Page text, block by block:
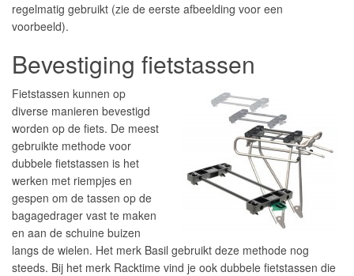
regelmatig gebruikt (zie de eerste afbeelding voor een
voorbeeld).
Bevestiging fietstassen
Fietstassen kunnen op
diverse manieren bevestigd
worden op de fiets. De meest
gebruikte methode voor
dubbele fietstassen is het
werken met riempjes en
gespen om de tassen op de
bagagedrager vast te maken
en aan de schuine buizen
langs de wielen. Het merk Basil gebruikt deze methode nog
steeds. Bij het merk Racktime vind je ook dubbele fietstassen die